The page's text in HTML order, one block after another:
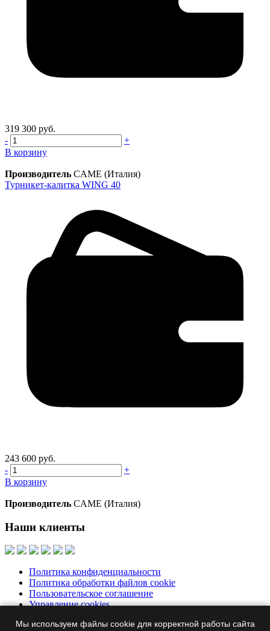
319 300 руб.
-
+
В корзину
Производитель CAME (Италия)
Турникет-калитка WING 40
243 600 руб.
-
+
В корзину
Производитель CAME (Италия)
Наши клиенты
Политика конфиденциальности
Политика обработки файлов cookie
Пользовательское соглашение
Управление cookies
Москва, Бумажный пр., д. 14, корп. 1, офис 313 +7 495 644-39-
Мы используем файлы cookie для корректной работы сайта